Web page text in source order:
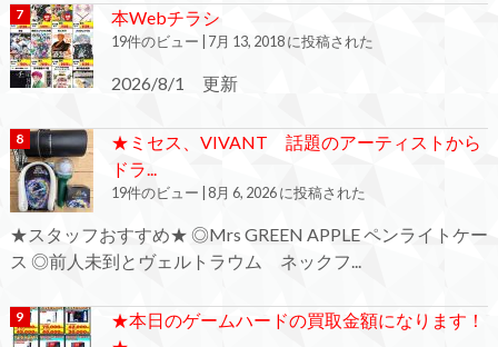
本Webチラシ
19件のビュー 7月 13, 2018 に投稿された
2026/8/1 更新
★ミセス、VIVANT 話題のアーティストから
ドラ...
19件のビュー 8月 6, 2026 に投稿された
★スタッフおすすめ★ ◎Mrs GREEN APPLE ペンライトケー
ス ◎前人未到とヴェルトラウム ネックフ...
★本日のゲームハードの買取金額になります！